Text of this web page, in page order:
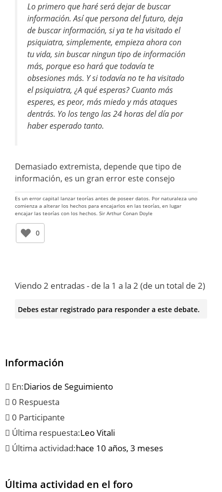
Lo primero que haré será dejar de buscar
información. Así que persona del futuro, deja
de buscar información, si ya te ha visitado el
psiquiatra, simplemente, empieza ahora con
tu vida, sin buscar ningun tipo de información
más, porque eso hará que todavía te
obsesiones más. Y si todavía no te ha visitado
el psiquiatra, ¿A qué esperas? Cuanto más
esperes, es peor, más miedo y más ataques
dentrás. Yo los tengo las 24 horas del día por
haber esperado tanto.
Demasiado extremista, depende que tipo de
información, es un gran error este consejo
Es un error capital lanzar teorías antes de poseer datos. Por naturaleza uno
comienza a alterar los hechos para encajarlos en las teorías, en lugar
encajar las teorías con los hechos. Sir Arthur Conan Doyle
0
Viendo 2 entradas - de la 1 a la 2 (de un total de 2)
Debes estar registrado para responder a este debate.
Información
En:Diarios de Seguimiento
0 Respuesta
0 Participante
Última respuesta:Leo Vitali
Última actividad:hace 10 años, 3 meses
Última actividad en el foro